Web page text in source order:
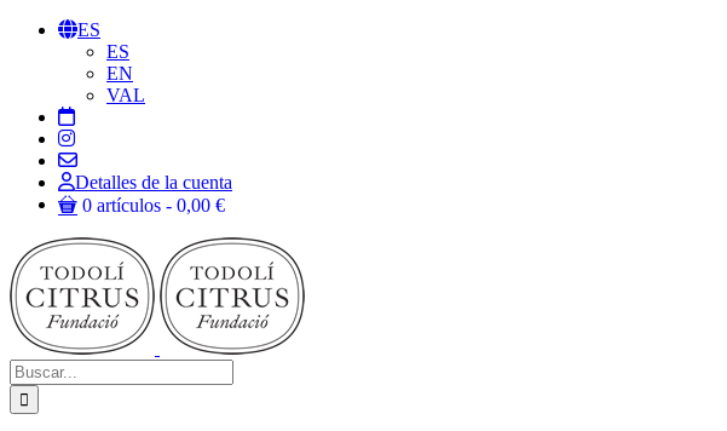
Saltar
ES
ES
EN
VAL
Detalles de la cuenta
0 artículos
0,00 €
Buscar: